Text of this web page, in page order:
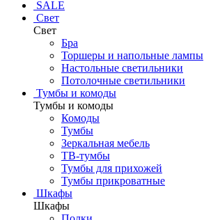
SALE
Свет
Свет
Бра
Торшеры и напольные лампы
Настольные светильники
Потолочные светильники
Тумбы и комоды
Тумбы и комоды
Комоды
Тумбы
Зеркальная мебель
ТВ-тумбы
Тумбы для прихожей
Тумбы прикроватные
Шкафы
Шкафы